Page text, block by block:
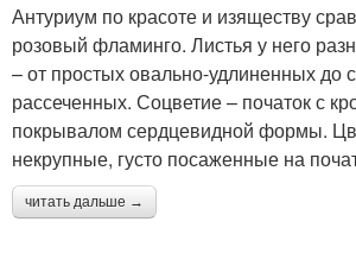
Антуриум по красоте и изяществу
розовый фламинго. Листья у него
– от простых овально-удлиненных до
рассеченных. Соцветие – початок с
покрывалом сердцевидной формы.
некрупные, густо посаженные на
читать дальше →